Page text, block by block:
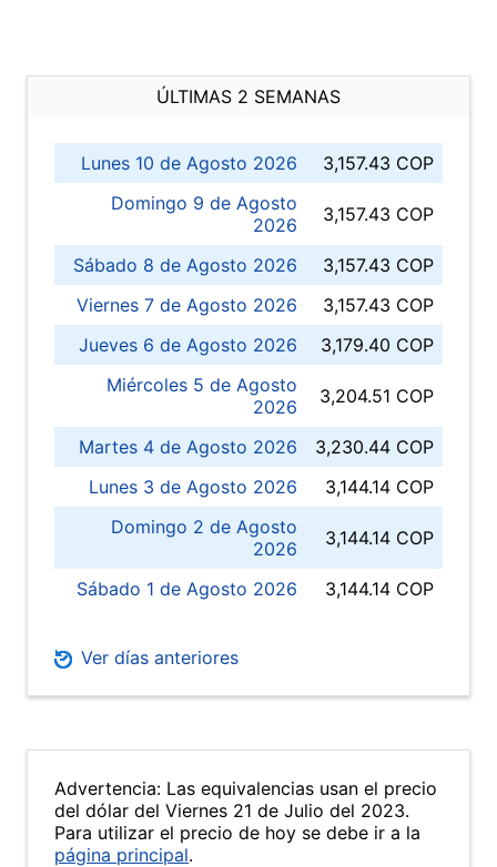
ÚLTIMAS 2 SEMANAS
Lunes 10 de Agosto 2026
3,157.43 COP
Domingo 9 de Agosto
2026
3,157.43 COP
Sábado 8 de Agosto 2026
3,157.43 COP
Viernes 7 de Agosto 2026
3,157.43 COP
Jueves 6 de Agosto 2026
3,179.40 COP
Miércoles 5 de Agosto
2026
3,204.51 COP
Martes 4 de Agosto 2026
3,230.44 COP
Lunes 3 de Agosto 2026
3,144.14 COP
Domingo 2 de Agosto
2026
3,144.14 COP
Sábado 1 de Agosto 2026 3,144.14 COP
Ver días anteriores
Advertencia: Las equivalencias usan el precio
del dólar del Viernes 21 de Julio del 2023.
Para utilizar el precio de hoy se debe ir a la
página principal.